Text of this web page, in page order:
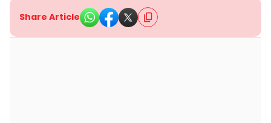
Share Article